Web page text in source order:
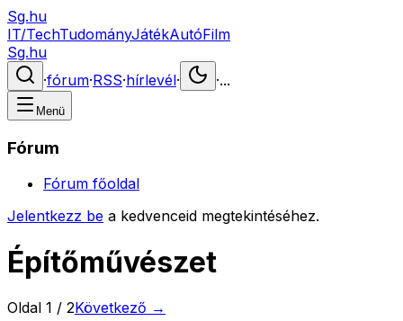
Sg.hu
IT/TechTudományJátékAutóFilm
Sg.hu
·fórum·RSS·hírlevél· ·...
Menü
Fórum
Fórum főoldal
Jelentkezz be a kedvenceid megtekintéséhez.
Építőművészet
Oldal 1 / 2Következő →